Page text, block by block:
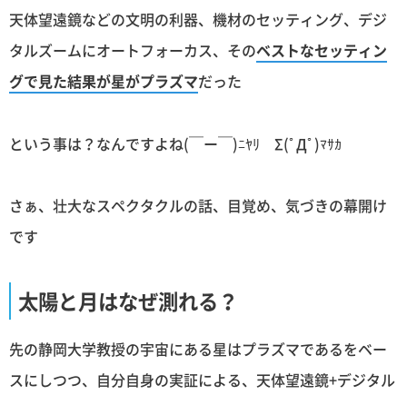
天体望遠鏡などの文明の利器、機材のセッティング、デジ
タルズームにオートフォーカス、そのベストなセッティン
グで見た結果が星がプラズマだった
という事は？なんですよね(￣ー￣)ﾆﾔﾘ Σ(ﾟДﾟ)ﾏｻｶ
さぁ、壮大なスペクタクルの話、目覚め、気づきの幕開け
です
太陽と月はなぜ測れる？
先の静岡大学教授の宇宙にある星はプラズマであるをベー
スにしつつ、自分自身の実証による、天体望遠鏡+デジタル